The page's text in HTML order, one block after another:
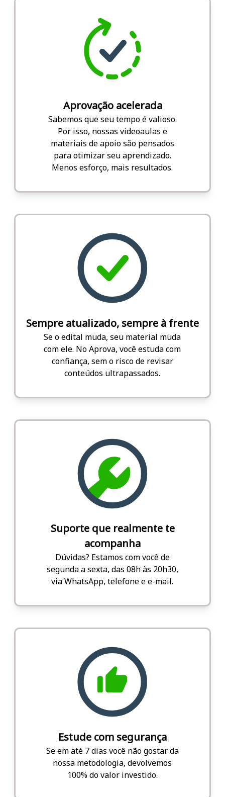
Aprovação acelerada
Sabemos que seu tempo é valioso.
Por isso, nossas videoaulas e
materiais de apoio são pensados
para otimizar seu aprendizado.
Menos esforço, mais resultados.
Sempre atualizado, sempre à frente
Se o edital muda, seu material muda
com ele. No Aprova, você estuda com
confiança, sem o risco de revisar
conteúdos ultrapassados.
Suporte que realmente te
acompanha
Dúvidas? Estamos com você de
segunda a sexta, das 08h às 20h30,
via WhatsApp, telefone e e-mail.
Estude com segurança
Se em até 7 dias você não gostar da
nossa metodologia, devolvemos
100% do valor investido.